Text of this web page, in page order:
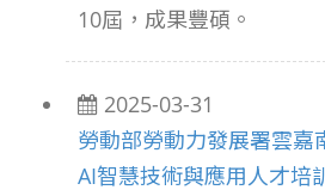
10屆，成果豐碩。
2025-03-31
勞動部勞動力發展署雲嘉
AI智慧技術與應用人才培